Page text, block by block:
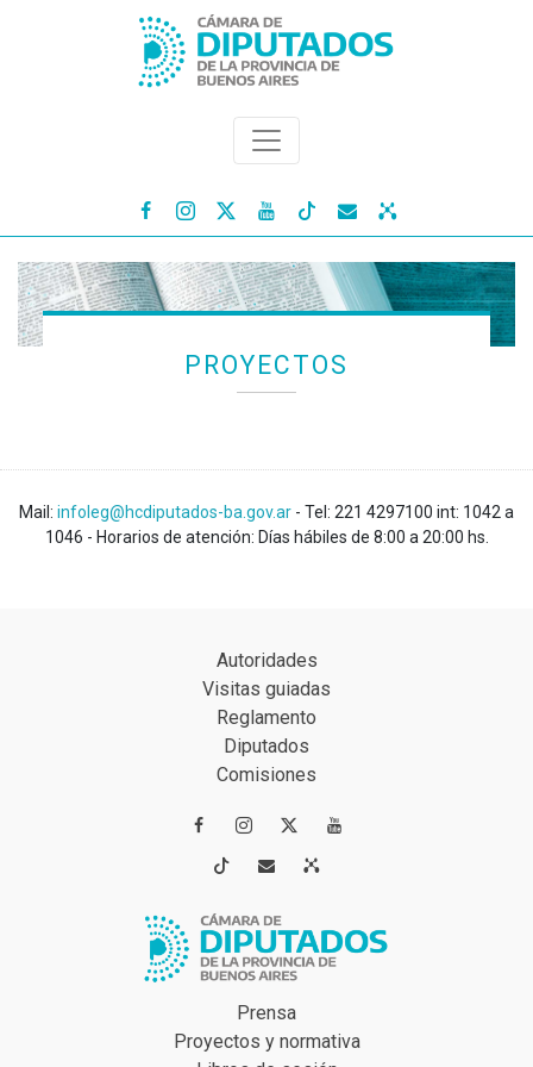
   
PROYECTOS
Mail: infoleg@hcdiputados-ba.gov.ar - Tel: 221 4297100 int: 1042 a
1046 - Horarios de atención: Días hábiles de 8:00 a 20:00 hs.
Autoridades
Visitas guiadas
Reglamento
Diputados
Comisiones
 
 
Prensa
Proyectos y normativa